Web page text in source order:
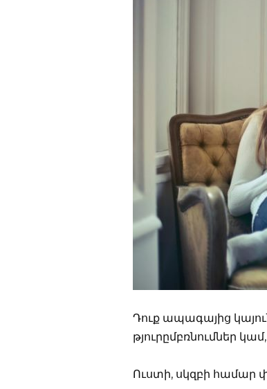
Դուք ապագայից
թյուրըմբռնումներ
Ուստի, սկզբի համար